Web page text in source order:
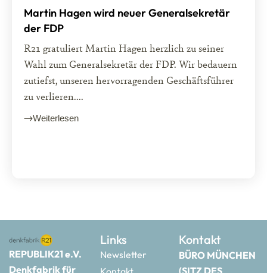
Martin Hagen wird neuer Generalsekretär
der FDP
R21 gratuliert Martin Hagen herzlich zu seiner
Wahl zum Generalsekretär der FDP. Wir bedauern
zutiefst, unseren hervorragenden Geschäftsführer
zu verlieren....
Weiterlesen
REPUBLIK21 e.V.
Denkfabrik für
Links
Newsletter
Kontakt
BÜRO MÜNCHEN
(SITZ DES